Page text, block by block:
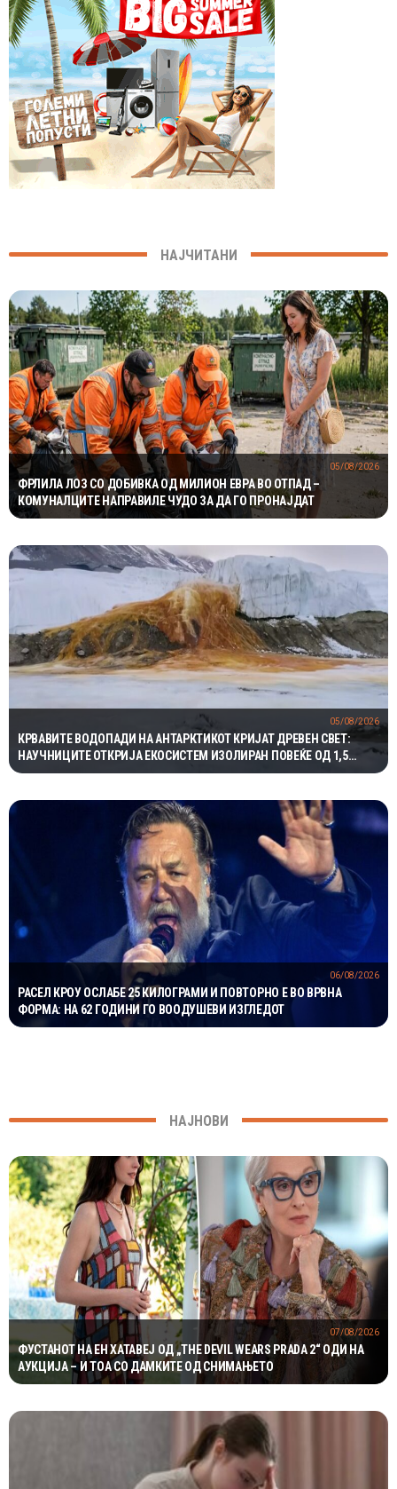
НАЈЧИТАНИ
ФРЛИЛА ЛОЗ СО ДОБИВКА ОД МИЛИОН ЕВРА ВО ОТПАД –
КОМУНАЛЦИТЕ НАПРАВИЛЕ ЧУДО ЗА ДА ГО ПРОНАЈДАТ
05/08/2026
КРВАВИТЕ ВОДОПАДИ НА АНТАРКТИКОТ КРИЈАТ ДРЕВЕН СВЕТ:
НАУЧНИЦИТЕ ОТКРИЈА ЕКОСИСТЕМ ИЗОЛИРАН ПОВЕЌЕ ОД 1,5
МИЛИОНИ ГОДИНИ
05/08/2026
РАСЕЛ КРОУ ОСЛАБЕ 25 КИЛОГРАМИ И ПОВТОРНО Е ВО ВРВНА
ФОРМА: НА 62 ГОДИНИ ГО ВООДУШЕВИ ИЗГЛЕДОТ
06/08/2026
НАЈНОВИ
ФУСТАНОТ НА ЕН ХАТАВЕЈ ОД „THE DEVIL WEARS PRADA 2“ ОДИ НА
АУКЦИЈА – И ТОА СО ДАМКИТЕ ОД СНИМАЊЕТО
07/08/2026